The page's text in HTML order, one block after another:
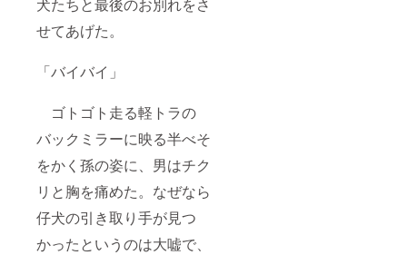
せてあげた。
「バイバイ」
ゴトゴト走る軽トラの
バックミラーに映る半べそ
をかく孫の姿に、男はチク
リと胸を痛めた。なぜなら
仔犬の引き取り手が見つ
かったというのは大嘘で、